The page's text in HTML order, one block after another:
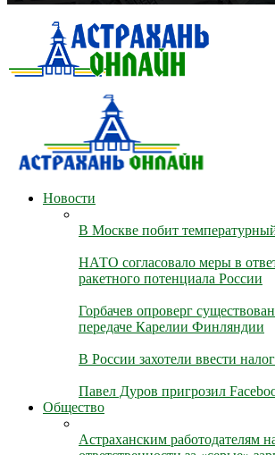
Новости
В Москве побит
НАТО согласовало меры в
ракетного потенциала России
Горбачев опроверг
передаче Карелии Финляндии
В России захотели ввести
Павел Дуров пригрозил
Общество
Астраханским работодателям